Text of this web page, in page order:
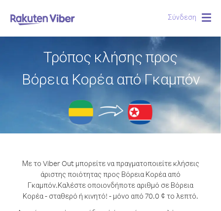
Σύνδεση
Τρόπος κλήσης προς
Βόρεια Κορέα από Γκαμπόν
Με το Viber Out μπορείτε να πραγματοποιείτε κλήσεις
άριστης ποιότητας προς Βόρεια Κορέα από
Γκαμπόν.Καλέστε οποιονδήποτε αριθμό σε Βόρεια
Κορέα - σταθερό ή κινητό! - μόνο από 70.0 ¢ το λεπτό.